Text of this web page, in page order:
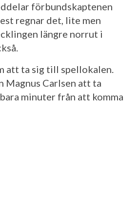
förbundskaptenen
regnar det, lite men
längre norrut i
att ta sig till spellokalen.
Magnus Carlsen att ta
minuter från att komma